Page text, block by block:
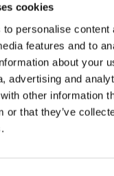
cookies
personalise content
features and to
about your
advertising and
other information
or that they’ve